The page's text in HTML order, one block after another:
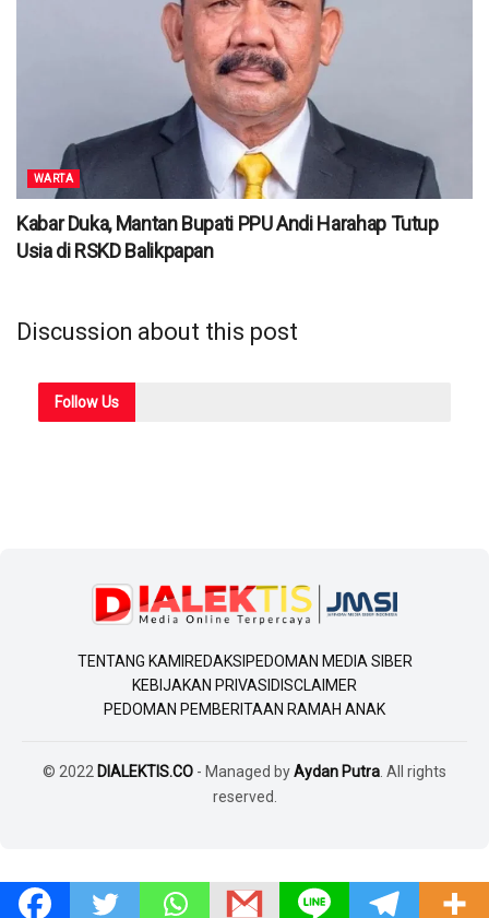
WARTA
Kabar Duka, Mantan Bupati PPU Andi Harahap Tutup
Usia di RSKD Balikpapan
Discussion about this post
FollowUs
TENTANG KAMIREDAKSIPEDOMAN MEDIA SIBER
KEBIJAKAN PRIVASIDISCLAIMER
PEDOMAN PEMBERITAAN RAMAH ANAK
© 2022 DIALEKTIS.CO - Managed byAydan Putra . All rights
reserved.